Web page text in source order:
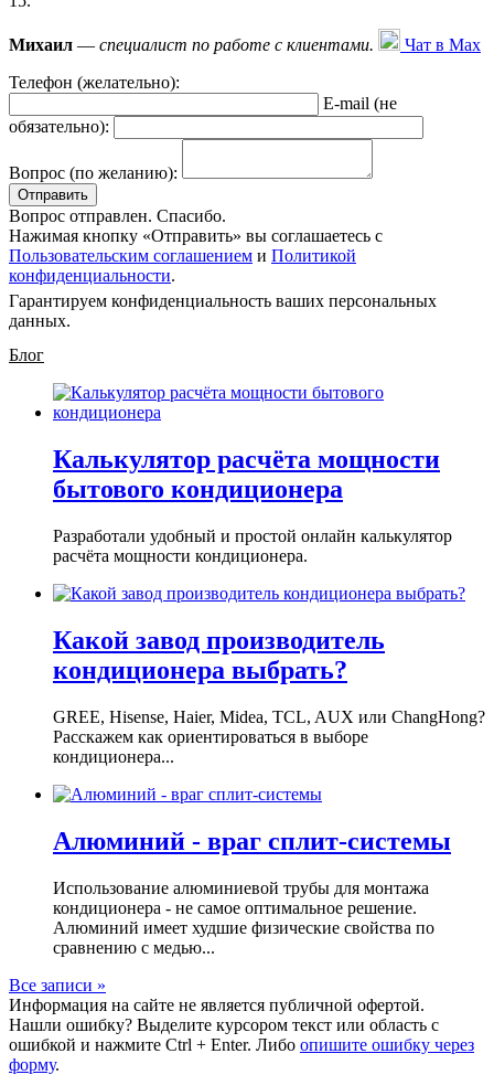
Михаил — специалист по работе с клиентами.
Чат в Max
Телефон (желательно):
E-mail (не
обязательно):
Вопрос (по желанию):
Вопрос отправлен. Спасибо.
Нажимая кнопку «Отправить» вы соглашаетесь с
Пользовательским соглашением и Политикой
конфиденциальности.
Гарантируем конфиденциальность ваших персональных
данных.
Блог
Калькулятор расчёта мощности
бытового кондиционера
Разработали удобный и простой онлайн калькулятор
расчёта мощности кондиционера.
Какой завод производитель
кондиционера выбрать?
GREE, Hisense, Haier, Midea, TCL, AUX или ChangHong?
Расскажем как ориентироваться в выборе
кондиционера...
Алюминий - враг сплит-системы
Использование алюминиевой трубы для монтажа
кондиционера - не самое оптимальное решение.
Алюминий имеет худшие физические свойства по
сравнению с медью...
Все записи »
Информация на сайте не является публичной офертой.
Нашли ошибку? Выделите курсором текст или область с
ошибкой и нажмите Ctrl + Enter. Либо опишите ошибку через
форму.